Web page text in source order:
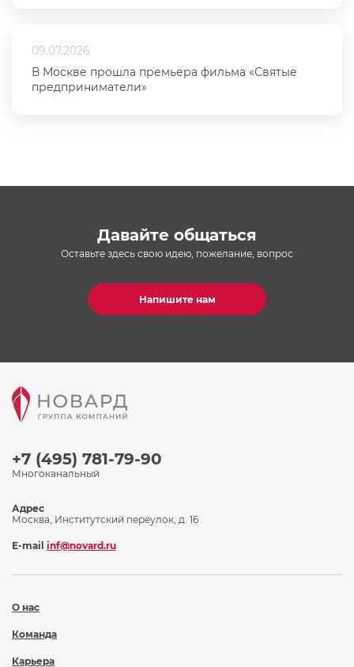
09.07.2026
В Москве прошла премьера фильма «Святые
предприниматели»
Давайте общаться
Оставьте здесь свою идею, пожелание, вопрос
Напишите нам
+7 (495) 781-79-90
Многоканальный
О нас
Команда
Карьера
Адрес
Москва, Институтский переулок, д. 16
E-mail inf@novard.ru